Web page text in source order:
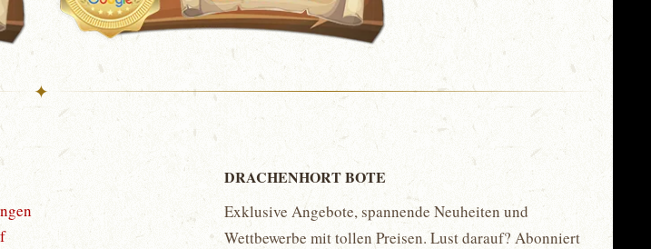
✦
DRACHENHORT BOTE
Exklusive Angebote, spannende Neuheiten und
Wettbewerbe mit tollen Preisen. Lust darauf? Abonniert